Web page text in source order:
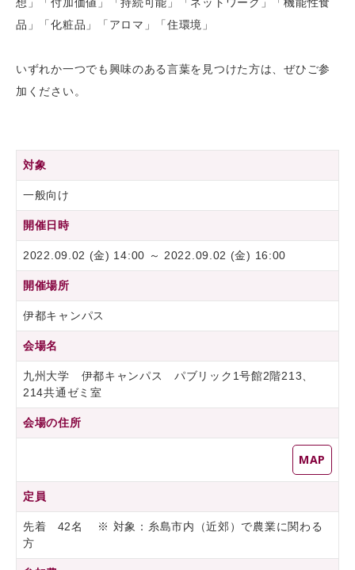
品」「化粧品」「アロマ」「住環境」
いずれか一つでも興味のある言葉を見つけた方は、ぜひご参
加ください。
対象
一般向け
開催日時
2022.09.02 (金) 14:00 ～ 2022.09.02 (金) 16:00
開催場所
伊都キャンパス
会場名
九州大学 伊都キャンパス パブリック1号館2階213、
214共通ゼミ室
会場の住所
MAP
定員
先着 42名 ※ 対象：糸島市内（近郊）で農業に関わる
方